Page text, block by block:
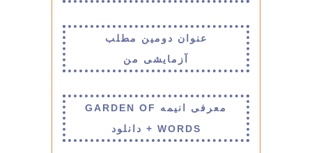
عنوان دومین مطلب
آزمایشی من
معرفی انیمه GARDEN OF
WORDS + دانلود